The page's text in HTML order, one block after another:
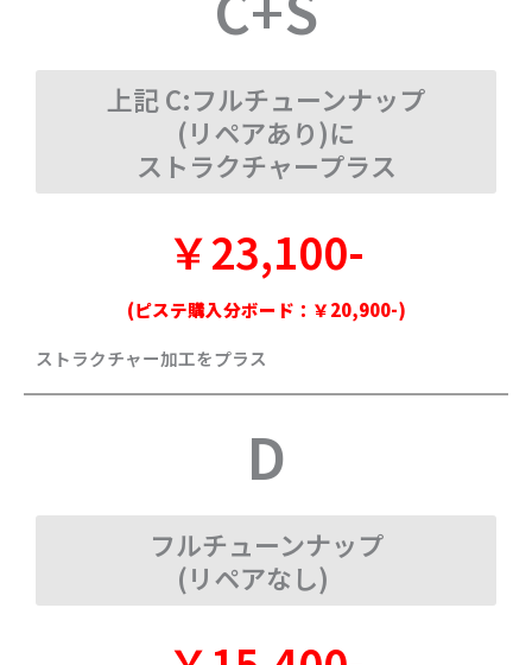
上記 C:フルチューンナップ
(リペアあり)に
ストラクチャープラス
￥23,100-
(ピステ購入分ボード：￥20,900-)
ストラクチャー加工をプラス
D
フルチューンナップ
(リペアなし)